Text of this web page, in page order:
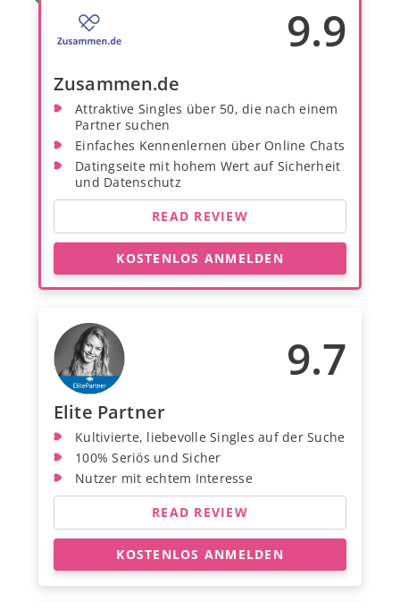
9.9
Zusammen.de
Attraktive Singles über 50, die nach einem
Partner suchen
Einfaches Kennenlernen über Online Chats
Datingseite mit hohem Wert auf Sicherheit
und Datenschutz
READ REVIEW
KOSTENLOS ANMELDEN
9.7
Elite Partner
Kultivierte, liebevolle Singles auf der Suche
100% Seriös und Sicher
Nutzer mit echtem Interesse
READ REVIEW
KOSTENLOS ANMELDEN